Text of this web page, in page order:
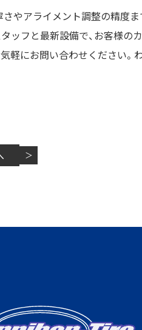
やアライメント調整の精度
ッフと最新設備で、お客様の
軽にお問い合わせください。
＞